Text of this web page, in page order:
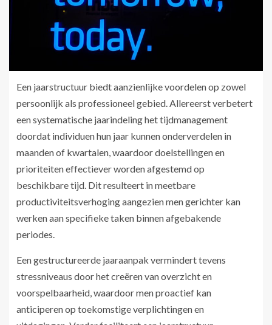
Een jaarstructuur biedt aanzienlijke voordelen op zowel
persoonlijk als professioneel gebied. Allereerst verbetert
een systematische jaarindeling het tijdmanagement
doordat individuen hun jaar kunnen onderverdelen in
maanden of kwartalen, waardoor doelstellingen en
prioriteiten effectiever worden afgestemd op
beschikbare tijd. Dit resulteert in meetbare
productiviteitsverhoging aangezien men gerichter kan
werken aan specifieke taken binnen afgebakende
periodes.
Een gestructureerde jaaraanpak vermindert tevens
stressniveaus door het creëren van overzicht en
voorspelbaarheid, waardoor men proactief kan
anticiperen op toekomstige verplichtingen en